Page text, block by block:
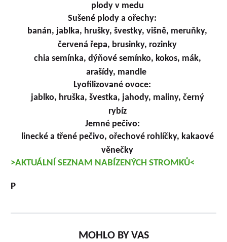
plody v medu
Sušené plody a ořechy:
banán, jablka, hrušky, švestky, višně, meruňky,
červená řepa, brusinky, rozinky
chia semínka, dýňové semínko, kokos, mák,
arašídy, mandle
Lyofilizované ovoce:
jablko, hruška, švestka, jahody, maliny, černý
rybíz
Jemné pečivo:
linecké a třené pečivo, ořechové rohlíčky, kakaové
věnečky
>AKTUÁLNÍ SEZNAM NABÍZENÝCH STROMKŮ<
P
MOHLO BY VAS